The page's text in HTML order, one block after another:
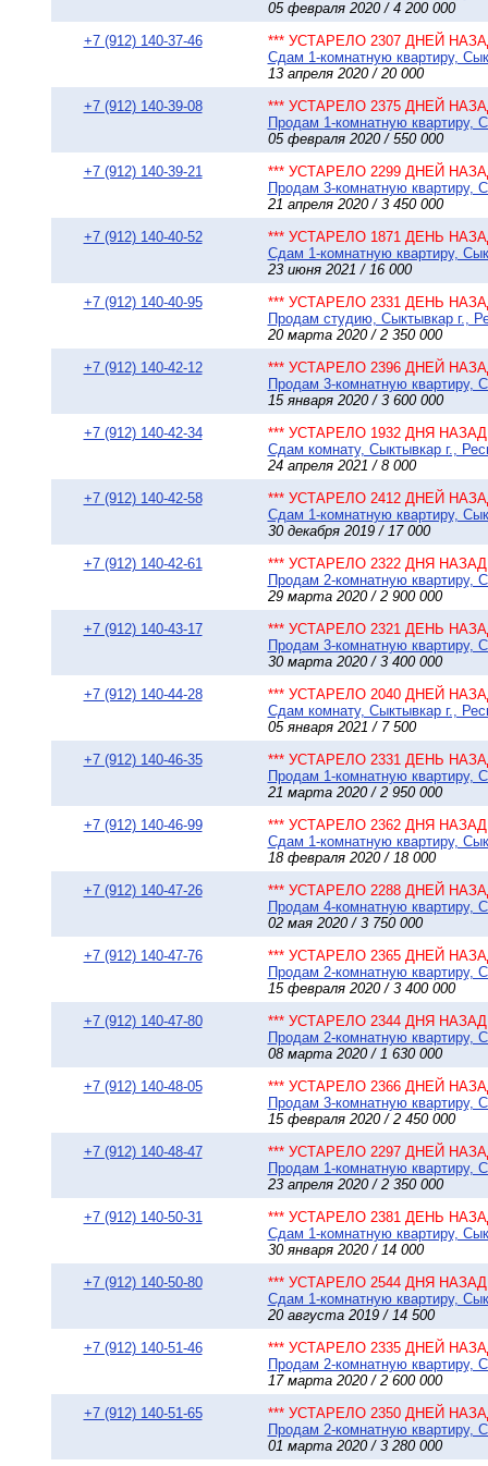
05 февраля 2020 / 4 200 000
+7 (912) 140-37-46
*** УСТАРЕЛО 2307 ДНЕЙ
Сдам 1-комнатную квартиру,
13 апреля 2020 / 20 000
+7 (912) 140-39-08
*** УСТАРЕЛО 2375 ДНЕЙ
Продам 1-комнатную квартиру,
05 февраля 2020 / 550 000
+7 (912) 140-39-21
*** УСТАРЕЛО 2299 ДНЕЙ
Продам 3-комнатную квартиру,
21 апреля 2020 / 3 450 000
+7 (912) 140-40-52
*** УСТАРЕЛО 1871 ДЕНЬ
Сдам 1-комнатную квартиру,
23 июня 2021 / 16 000
+7 (912) 140-40-95
*** УСТАРЕЛО 2331 ДЕНЬ
Продам студию, Сыктывкар г.,
20 марта 2020 / 2 350 000
+7 (912) 140-42-12
*** УСТАРЕЛО 2396 ДНЕЙ
Продам 3-комнатную квартиру,
15 января 2020 / 3 600 000
+7 (912) 140-42-34
*** УСТАРЕЛО 1932 ДНЯ НАЗАД
Сдам комнату, Сыктывкар г.,
24 апреля 2021 / 8 000
+7 (912) 140-42-58
*** УСТАРЕЛО 2412 ДНЕЙ
Сдам 1-комнатную квартиру,
30 декабря 2019 / 17 000
+7 (912) 140-42-61
*** УСТАРЕЛО 2322 ДНЯ НАЗАД
Продам 2-комнатную квартиру,
29 марта 2020 / 2 900 000
+7 (912) 140-43-17
*** УСТАРЕЛО 2321 ДЕНЬ
Продам 3-комнатную квартиру,
30 марта 2020 / 3 400 000
+7 (912) 140-44-28
*** УСТАРЕЛО 2040 ДНЕЙ
Сдам комнату, Сыктывкар г.,
05 января 2021 / 7 500
+7 (912) 140-46-35
*** УСТАРЕЛО 2331 ДЕНЬ
Продам 1-комнатную квартиру,
21 марта 2020 / 2 950 000
+7 (912) 140-46-99
*** УСТАРЕЛО 2362 ДНЯ НАЗАД
Сдам 1-комнатную квартиру,
18 февраля 2020 / 18 000
+7 (912) 140-47-26
*** УСТАРЕЛО 2288 ДНЕЙ
Продам 4-комнатную квартиру,
02 мая 2020 / 3 750 000
+7 (912) 140-47-76
*** УСТАРЕЛО 2365 ДНЕЙ
Продам 2-комнатную квартиру,
15 февраля 2020 / 3 400 000
+7 (912) 140-47-80
*** УСТАРЕЛО 2344 ДНЯ НАЗАД
Продам 2-комнатную квартиру,
08 марта 2020 / 1 630 000
+7 (912) 140-48-05
*** УСТАРЕЛО 2366 ДНЕЙ
Продам 3-комнатную квартиру,
15 февраля 2020 / 2 450 000
+7 (912) 140-48-47
*** УСТАРЕЛО 2297 ДНЕЙ
Продам 1-комнатную квартиру,
23 апреля 2020 / 2 350 000
+7 (912) 140-50-31
*** УСТАРЕЛО 2381 ДЕНЬ
Сдам 1-комнатную квартиру,
30 января 2020 / 14 000
+7 (912) 140-50-80
*** УСТАРЕЛО 2544 ДНЯ НАЗАД
Сдам 1-комнатную квартиру,
20 августа 2019 / 14 500
+7 (912) 140-51-46
*** УСТАРЕЛО 2335 ДНЕЙ
Продам 2-комнатную квартиру,
17 марта 2020 / 2 600 000
+7 (912) 140-51-65
*** УСТАРЕЛО 2350 ДНЕЙ
Продам 2-комнатную квартиру,
01 марта 2020 / 3 280 000